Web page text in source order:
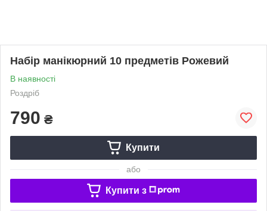
Набір манікюрний 10 предметів Рожевий
В наявності
Роздріб
790 ₴
Купити
або
Купити з